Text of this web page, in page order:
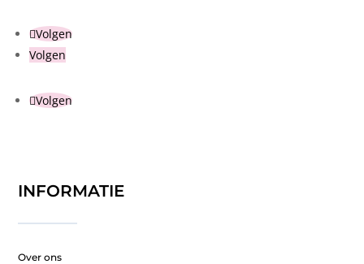
Volgen
Volgen
Volgen
INFORMATIE
Over ons